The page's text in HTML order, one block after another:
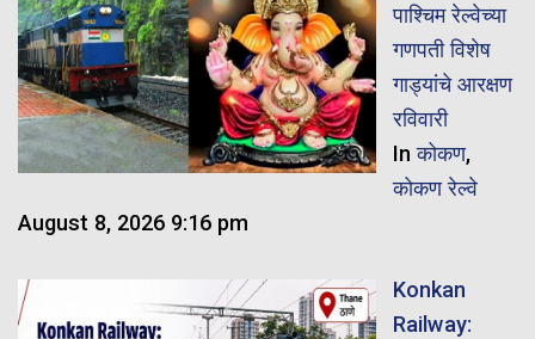
पाश्चिम रेल्वेच्या
गणपती विशेष
गाड्यांचे आरक्षण
रविवारी
Inकोकण,
कोकण रेल्वे
August 8, 2026 9:16 pm
Konkan
Railway: